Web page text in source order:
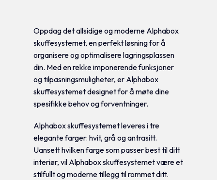
Oppdag det allsidige og moderne Alphabox
skuffesystemet, en perfekt løsning for å
organisere og optimalisere lagringsplassen
din. Med en rekke imponerende funksjoner
og tilpasningsmuligheter, er Alphabox
skuffesystemet designet for å møte dine
spesifikke behov og forventninger.
Alphabox skuffesystemet leveres i tre
elegante farger: hvit, grå og antrasitt.
Uansett hvilken farge som passer best til ditt
interiør, vil Alphabox skuffesystemet være et
stilfullt og moderne tillegg til rommet ditt.